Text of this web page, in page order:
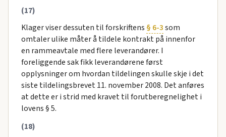
(17)
Klager viser dessuten til forskriftens § 6-3som
omtaler ulike måter å tildele kontrakt på innenfor
en rammeavtale med flere leverandører. I
foreliggende sak fikk leverandørene først
opplysninger om hvordan tildelingen skulle skje i det
siste tildelingsbrevet 11. november 2008. Det anføres
at dette er i strid med kravet til forutberegnelighet i
lovens § 5.
(18)